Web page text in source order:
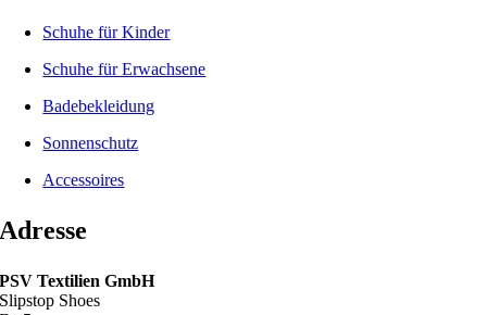
Schuhe für Kinder
Schuhe für Erwachsene
Badebekleidung
Sonnenschutz
Accessoires
Adresse
PSV Textilien GmbH
Slipstop Shoes